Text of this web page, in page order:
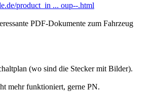
product_in ... oup--.html
PDF-Dokumente zum Fahrzeug
(wo sind die Stecker mit Bilder).
mehr funktioniert, gerne PN.